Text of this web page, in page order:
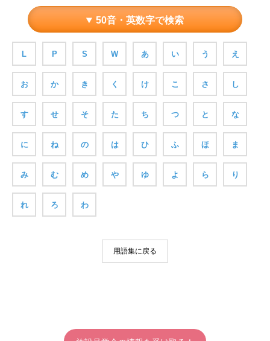
50音・英数字で検索
L P S W あ い う え
お か き く け こ さ し
す せ そ た ち つ と な
に ね の は ひ ふ ほ ま
み む め や ゆ よ ら り
れ ろ わ
用語集に戻る